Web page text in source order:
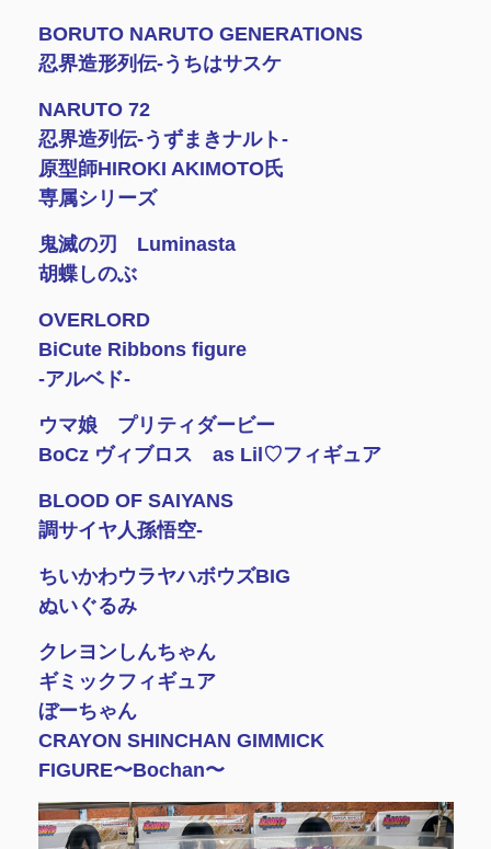
BORUTO NARUTO GENERATIONS
忍界造形列伝-うちはサスケ
NARUTO 72
忍界造列伝-うずまきナルト-
原型師HIROKI AKIMOTO氏
専属シリーズ
鬼滅の刃 Luminasta
胡蝶しのぶ
OVERLORD
BiCute Ribbons figure
-アルベド-
ウマ娘 プリティダービー
BoCz ヴィブロス as Lil♡フィギュア
BLOOD OF SAIYANS
調サイヤ人孫悟空-
ちいかわウラヤハボウズBIG
ぬいぐるみ
クレヨンしんちゃん
ギミックフィギュア
ぼーちゃん
CRAYON SHINCHAN GIMMICK
FIGURE〜Bochan〜